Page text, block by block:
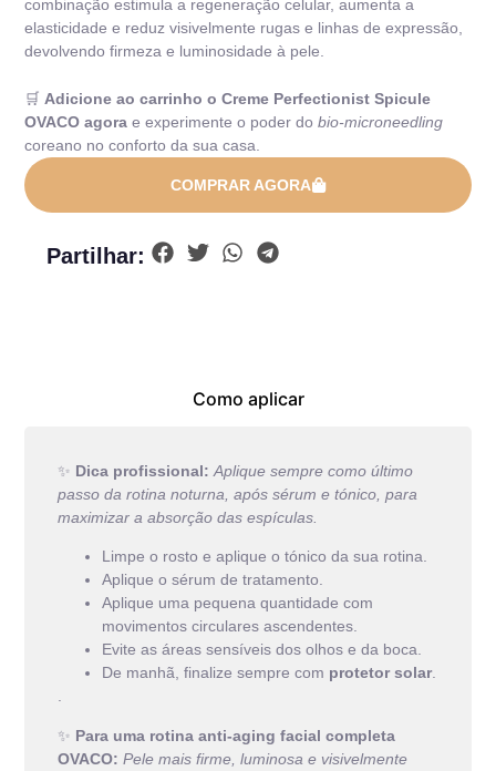
combinação estimula a regeneração celular, aumenta a
elasticidade e reduz visivelmente rugas e linhas de expressão,
devolvendo firmeza e luminosidade à pele.
🛒Adicione ao carrinho o Creme Perfectionist Spicule
OVACO agora e experimente o poder dobio-microneedling
coreano no conforto da sua casa.
COMPRAR AGORA
Partilhar:
Como aplicar
✨ Dica profissional: Aplique sempre como último
passo da rotina noturna, após sérum e tónico, para
maximizar a absorção das espículas.
Limpe o rosto e aplique o tónico da sua rotina.
Aplique o sérum de tratamento.
Aplique uma pequena quantidade com
movimentos circulares ascendentes.
Evite as áreas sensíveis dos olhos e da boca.
De manhã, finalize sempre com protetor solar.
✨ Para uma rotina anti-aging facial completa
OVACO: Pele mais firme, luminosa e visivelmente